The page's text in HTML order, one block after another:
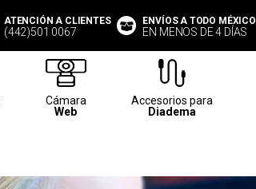
ATENCIÓN A CLIENTES
(442)501 0067
ENVÍOS A TODO MÉXICO
EN MENOS DE 4 DÍAS
Cámara
Web
Accesorios para
Diadema